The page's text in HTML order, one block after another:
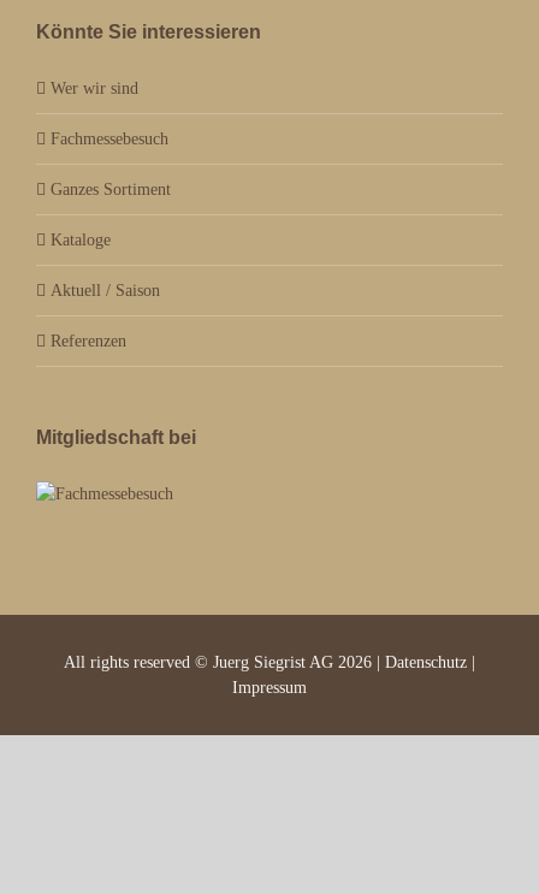
Könnte Sie interessieren
Wer wir sind
Fachmessebesuch
Ganzes Sortiment
Kataloge
Aktuell / Saison
Referenzen
Mitgliedschaft bei
All rights reserved © Juerg Siegrist AG 2026 | Datenschutz
Impressum